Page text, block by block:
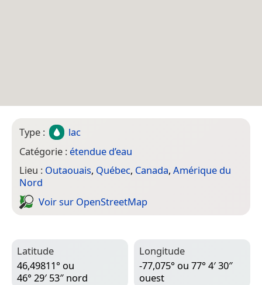
Type :
lac
Catégorie : étendue d’eau
Lieu : Outaouais, Québec, Canada, Amérique du
Nord
Voir sur Open­Street­Map
Latitude
46,49811° ou
46° 29′ 53″ nord
Longitude
-77,075° ou 77° 4′ 30″
ouest